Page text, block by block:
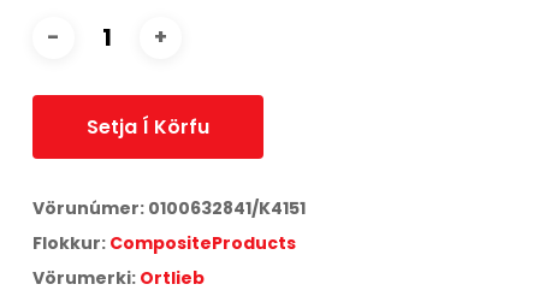
Setja Í Körfu
Vörunúmer: 0100632841/K4151
Flokkur: CompositeProducts
Vörumerki: Ortlieb